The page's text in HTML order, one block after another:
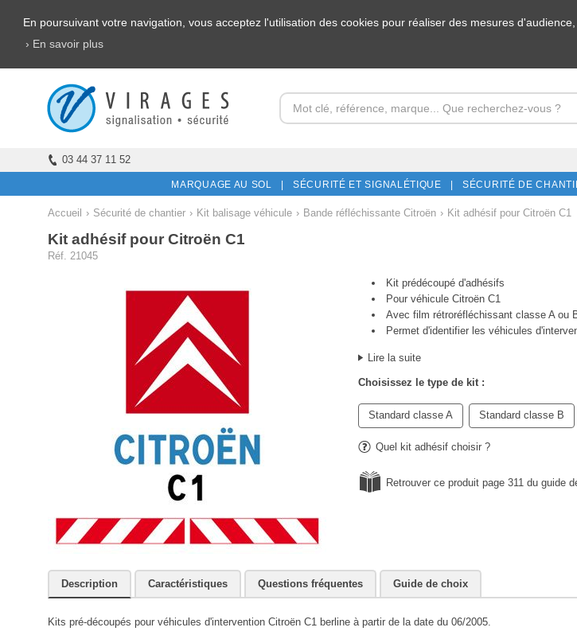
En poursuivant votre navigation, vous acceptez l'utilisation des cookies pour réaliser des mesures
› En savoir plus
03 44 37 11 52
MARQUAGE AU SOL | SÉCURITÉ ET SIGNALÉTIQUE | SÉCURITÉ DE
Accueil › Sécurité de chantier › Kit balisage véhicule › Bande réfléchissante Citroën › Kit adhésif pour Citroën C1
Kit adhésif pour Citroën C1
Réf. 21045
Kit prédécoupé d'adhésifs
Pour véhicule Citroën C1
Avec film rétroréfléchissant classe A ou
Permet d'identifier les véhicules
Lire la suite
Choisissez le type de kit :
Standard classe A Standard classe B
Quel kit adhésif choisir ?
Retrouver ce produit page 311 du guide
Description Caractéristiques Questions fréquentes Guide de choix
Kits pré-découpés pour véhicules d'intervention Citroën C1 berline à partir de la date du 06/2005.